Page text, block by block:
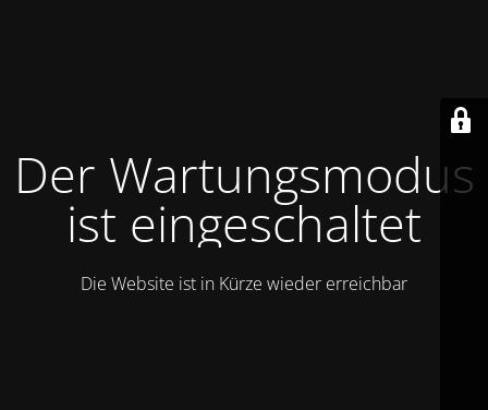
Der Wartungsmodus
ist eingeschaltet
Die Website ist in Kürze wieder erreichbar